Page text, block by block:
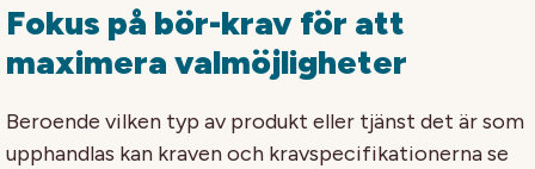
Fokus på bör-krav för att
maximera valmöjligheter
Beroende vilken typ av produkt eller tjänst det är som
upphandlas kan kraven och kravspecifikationerna se